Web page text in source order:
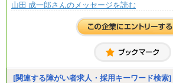
※試用期間中も給与に変更は
基本月給／20万5000円以上(
いたします
※自己成長支援金(10,000円
※別途、Workstyle支援金(
山田 成一郎さんのメッセージを読む
[関連する障がい者求人・採用キーワード検索]